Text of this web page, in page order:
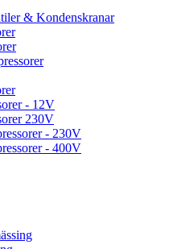
& Kondenskranar
- 12V
230V
- 230V
- 400V